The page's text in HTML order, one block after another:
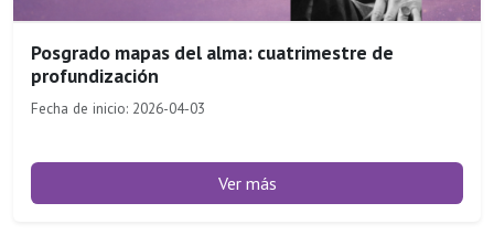
Posgrado mapas del alma: cuatrimestre de
profundización
Fecha de inicio: 2026-04-03
Ver más